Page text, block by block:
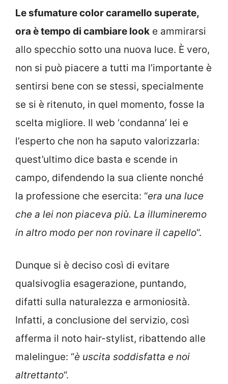
Le sfumature color caramello superate,
ora è tempo di cambiare look e ammirarsi
allo specchio sotto una nuova luce. È vero,
non si può piacere a tutti ma l’importante è
sentirsi bene con se stessi, specialmente
se si è ritenuto, in quel momento, fosse la
scelta migliore. Il web ‘condanna’ lei e
l’esperto che non ha saputo valorizzarla:
quest’ultimo dice basta e scende in
campo, difendendo la sua cliente nonché
la professione che esercita: “era una luce
che a lei non piaceva più. La illumineremo
in altro modo per non rovinare il capello“.
Dunque si è deciso così di evitare
qualsivoglia esagerazione, puntando,
difatti sulla naturalezza e armoniosità.
Infatti, a conclusione del servizio, così
afferma il noto hair-stylist, ribattendo alle
malelingue: “è uscita soddisfatta e noi
altrettanto“.